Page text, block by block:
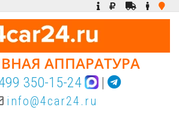
АППАРАТУРА
350-15-24 |
info@4car24.ru